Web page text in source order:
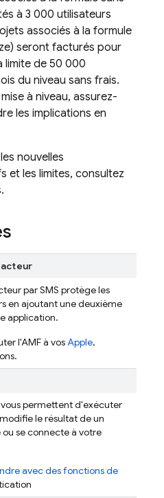
à 3 000 utilisateurs
associés à la formule
seront facturés pour
limite de 50 000
du niveau sans frais.
à niveau, assurez-
les implications en
nouvelles
et les limites, consultez
par SMS protège les
en ajoutant une deuxième
application.
l'AMF à vosApple,
permettent d'exécuter
le résultat de un
se connecte à votre
avec des fonctions de